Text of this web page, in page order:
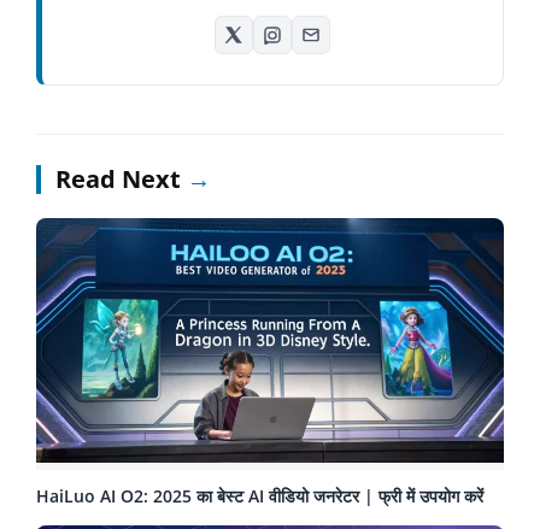
Read Next →
HaiLuo AI O2: 2025 का बेस्ट AI वीडियो जनरेटर | फ्री में उपयोग करें